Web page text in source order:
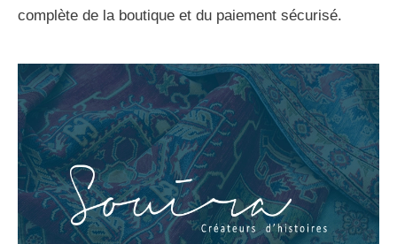
complète de la boutique et du paiement sécurisé.